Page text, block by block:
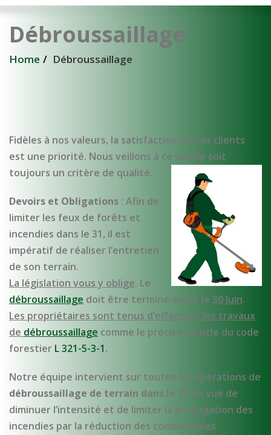
Débroussaillage
Home Débroussaillage
Fidèles à nos valeurs, la satisfaction de nos clients
est une priorité. Nous veillons à ce qu’elle soit
toujours un critère de qualité.
Devoirs et Obligations : Afin de
limiter les feux de forêts et
incendies dans le 31, il est
impératif de réaliser l’entretien
de son terrain.
La législation vous y oblige. Le
débroussaillage doit être terminé avant le 30 Juin.
Les propriétaires sont tenus d’effectuer les travaux
de débroussaillage comme le précise l’article du code
forestier L 321-5-3-1.
Notre équipe intervient sur toutes les opérations de
débroussaillage de terrain dans le 31 en vue de
diminuer l’intensité et de limiter la propagation des
incendies par la réduction des combustibles